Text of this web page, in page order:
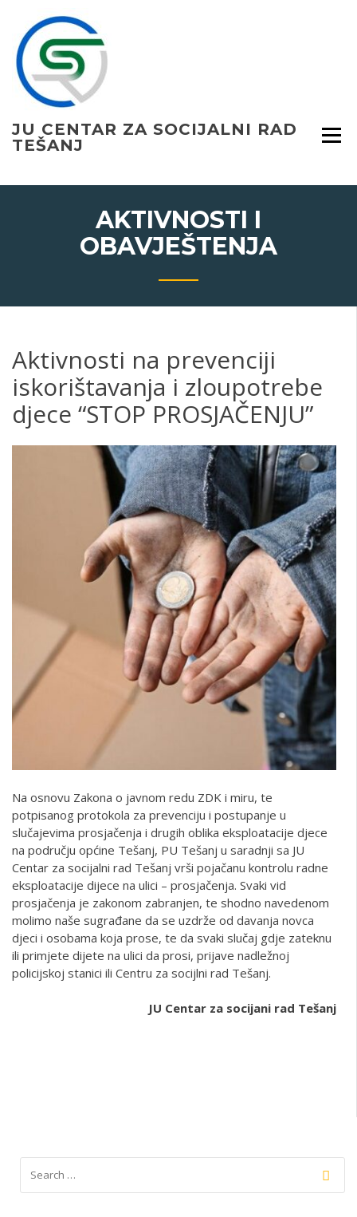
content
JU CENTAR ZA SOCIJALNI RAD
TEŠANJ
AKTIVNOSTI I
OBAVJEŠTENJA
Aktivnosti na prevenciji
iskorištavanja i zloupotrebe
djece “STOP PROSJAČENJU”
Na osnovu Zakona o javnom redu ZDK i miru, te
potpisanog protokola za prevenciju i postupanje u
slučajevima prosjačenja i drugih oblika eksploatacije djece
na području općine Tešanj, PU Tešanj u saradnji sa JU
Centar za socijalni rad Tešanj vrši pojačanu kontrolu radne
eksploatacije dijece na ulici – prosjačenja. Svaki vid
prosjačenja je zakonom zabranjen, te shodno navedenom
molimo naše sugrađane da se uzdrže od davanja novca
djeci i osobama koja prose, te da svaki slučaj gdje zateknu
ili primjete dijete na ulici da prosi, prijave nadležnoj
policijskoj stanici ili Centru za socijlni rad Tešanj.
JU Centar za socijani rad Tešanj